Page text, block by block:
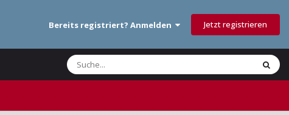
Bereits registriert? Anmelden Jetzt registrieren